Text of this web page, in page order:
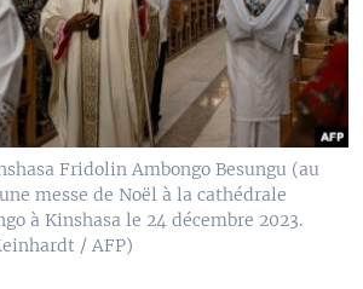
Fridolin Ambongo Besungu (au
messe de Noël à la cathédrale
à Kinshasa le 24 décembre 2023.
/ AFP)